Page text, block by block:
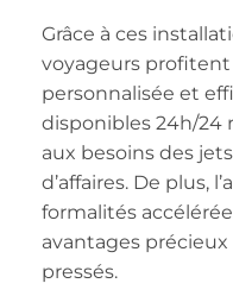
Grâce à ces
voyageurs profitent
personnalisée et
disponibles 24h/
aux besoins des
d’affaires. De plus,
formalités
avantages
pressés.